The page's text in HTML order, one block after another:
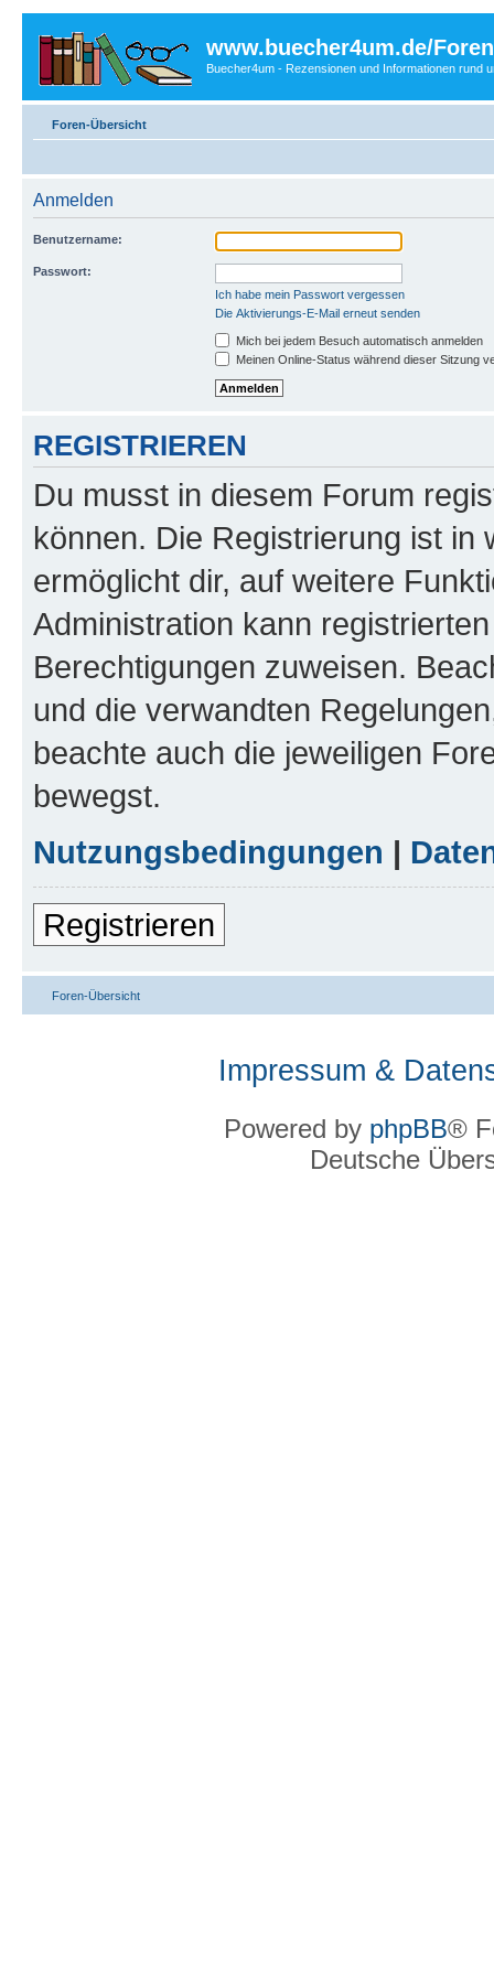
www.buecher4um.de/Foren
Buecher4um - Rezensionen und Informationen rund
Foren-Übersicht
Anmelden
Benutzername:
Passwort:
Ich habe mein Passwort vergessen
Die Aktivierungs-E-Mail erneut senden
Mich bei jedem Besuch automatisch anmelden
Meinen Online-Status während dieser Sitzung
REGISTRIEREN
Du musst in diesem Forum
können. Die Registrierung ist in
ermöglicht dir, auf weitere
Administration kann
Berechtigungen zuweisen.
und die verwandten
beachte auch die jeweiligen
bewegst.
Nutzungsbedingungen |
Registrieren
Foren-Übersicht
Impressum &
Powered by phpBB®
Deutsche